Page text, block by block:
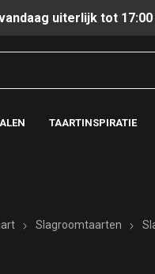
uiterlijk tot
TAARTINSPIRATIE
Slagroomtaarten